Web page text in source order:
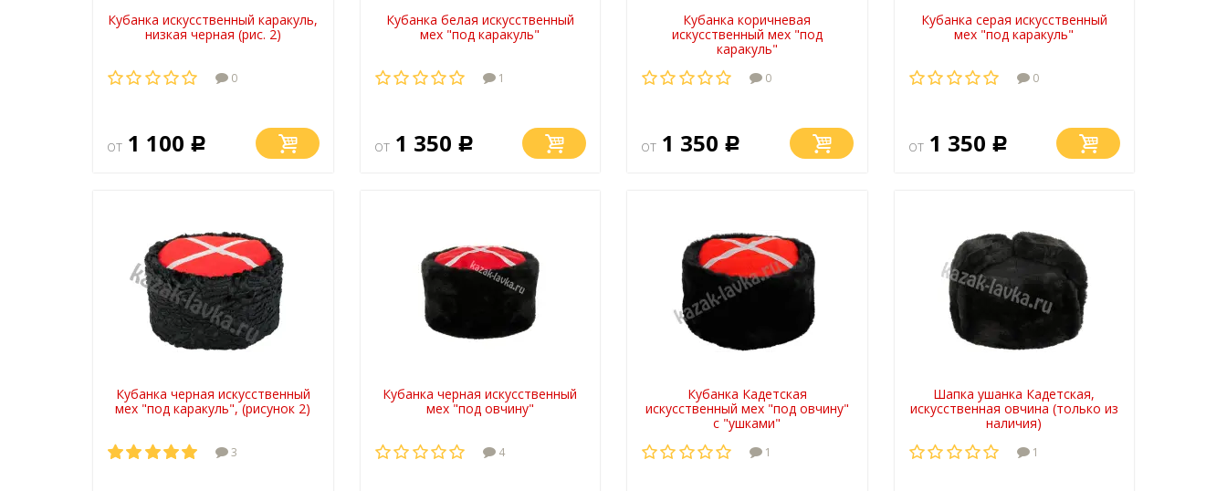
Кубанка искусственный каракуль,
низкая черная (рис. 2)
0
от 1 100 Р
Кубанка белая искусственный
мех "под каракуль"
1
от1 350 Р
Кубанка коричневая
искусственный мех "под
каракуль"
0
от 1 350 Р
Кубанка серая искусственный
мех "под каракуль"
0
от1 350 Р
Кубанка черная искусственный
мех "под каракуль", (рисунок 2)
3
Кубанка черная искусственный
мех "под овчину"
4
Кубанка Кадетская
искусственный мех "под овчину"
с "ушками"
1
Шапка ушанка Кадетская,
искусственная овчина (только из
наличия)
1